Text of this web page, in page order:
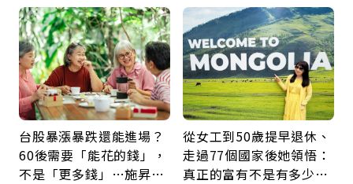
鍵
台股暴漲暴跌還能進場？
60後需要「能花的錢」，
不是「更多錢」…施昇
從女工到50歲提早退休、
走過77個國家後她領悟：
真正的富有不是有多少